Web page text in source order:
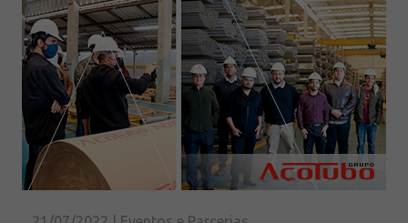
Aços Inoxidáveis
Soluções integradas
Incotep – Sistemas de Ancoragem
Calculadora
Download
Solicite um orçamento
Sobre a Açotubo
Unidades